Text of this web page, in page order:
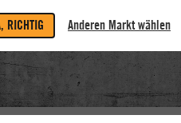
RICHTIG Anderen Markt wählen